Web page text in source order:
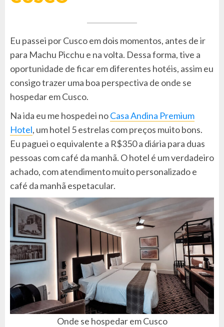
Eu passei por Cusco em dois momentos, antes de ir
para Machu Picchu e na volta. Dessa forma, tive a
oportunidade de ficar em diferentes hotéis, assim eu
consigo trazer uma boa perspectiva de onde se
hospedar em Cusco.
Na ida eu me hospedei noCasa Andina Premium
Hotel, um hotel 5 estrelas com preços muito bons.
Eu paguei o equivalente a R$350 a diária para duas
pessoas com café da manhã. O hotel é um verdadeiro
achado, com atendimento muito personalizado e
café da manhã espetacular.
Onde se hospedar em Cusco